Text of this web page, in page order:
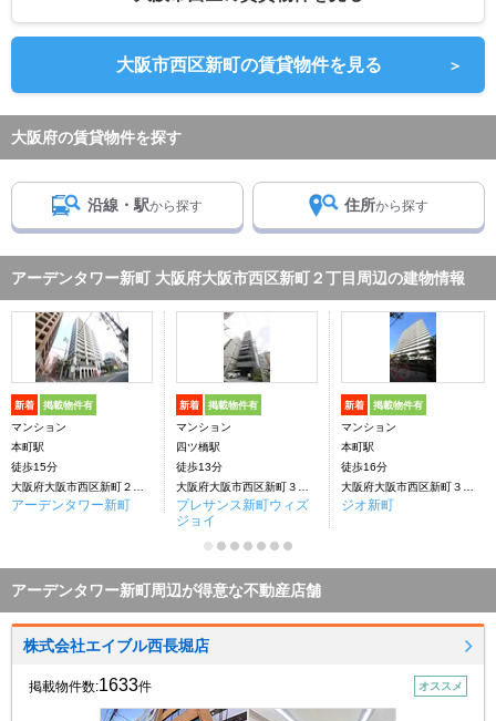
大阪市西区新町の賃貸物件を見る ＞
大阪府の賃貸物件を探す
沿線・駅から探す 住所から探す
アーデンタワー新町 大阪府大阪市西区新町２丁目周辺の建物情報
新着 掲載物件有
マンション
本町駅
徒歩15分
アーデンタワー新町
新着 掲載物件有
マンション
四ツ橋駅
徒歩13分
プレサンス新町ウィズ
ジョイ
新着 掲載物件有
マンション
本町駅
徒歩16分
ジオ新町
アーデンタワー新町周辺が得意な不動産店舗
株式会社エイブル西長堀店
掲載物件数:1633件 オススメ